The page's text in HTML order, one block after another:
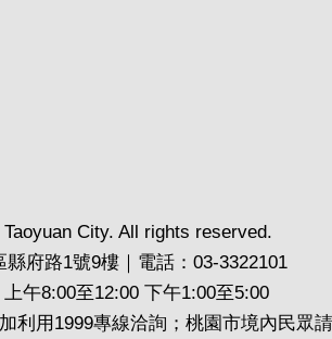
City. All rights reserved.
府路1號9樓｜電話：03-3322101
午8:00至12:00 下午1:00至5:00
利用1999專線洽詢；桃園市境內民眾